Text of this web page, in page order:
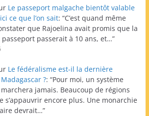
Le passeport malgache bientôt valable
ce que l’on sait: “C’est quand même
que Rajoelina avait promis que la
passerait à 10 ans, et…”
Le fédéralisme est-il la dernière
?: “Pour moi, un système
jamais. Beaucoup de régions
s’appauvrir encore plus. Une monarchie
devrait…”